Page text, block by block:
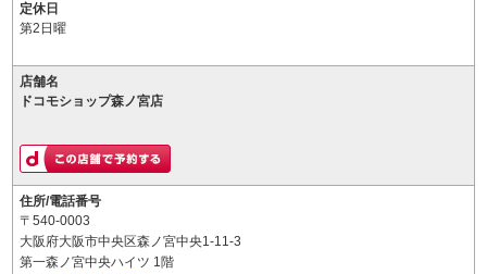
定休日
第2日曜
店舗名
ドコモショップ森ノ宮店
住所/電話番号
〒540-0003
大阪府大阪市中央区森ノ宮中央1-11-3
第一森ノ宮中央ハイツ 1階